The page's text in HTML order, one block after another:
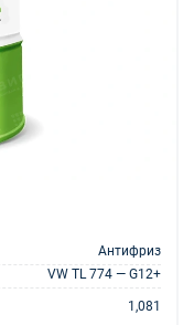
Антифриз
VW TL 774 — G12+
1,081